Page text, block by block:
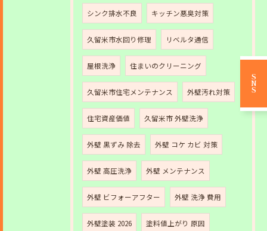
シンク排水不良 キッチン悪臭対策
久留米市水回り修理 リベルタ通信
屋根洗浄 住まいのクリーニング
久留米市住宅メンテナンス 外壁汚れ対策
住宅資産価値 久留米市 外壁洗浄
外壁 黒ずみ 除去 外壁 コケ カビ 対策
外壁 高圧洗浄 外壁 メンテナンス
外壁 ビフォーアフター 外壁 洗浄 費用
外壁塗装 2026 塗料値上がり 原因
SNS